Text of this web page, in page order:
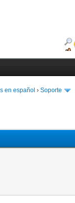
en español › Soporte